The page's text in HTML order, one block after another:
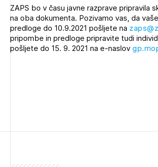
ZAPS bo v času javne razprave pripravila
na oba dokumenta. Pozivamo vas, da
predloge do 10.9.2021 pošljete na
pripombe in predloge pripravite tudi
pošljete do 15. 9. 2021 na e-naslov